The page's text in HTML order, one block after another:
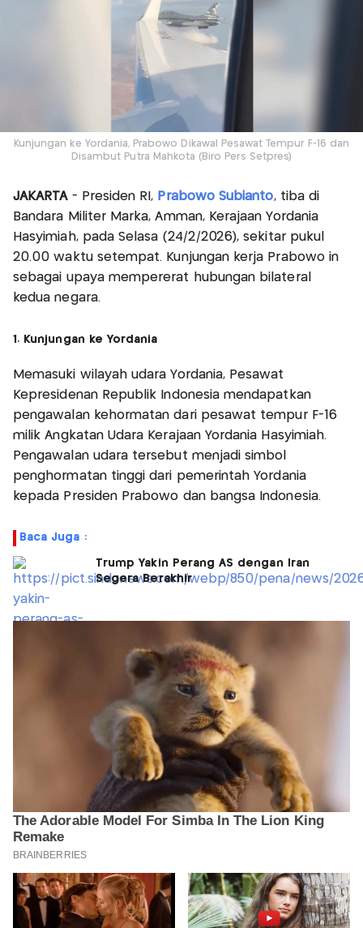
Kunjungan ke Yordania, Prabowo Dikawal Pesawat Tempur F-16 dan
Disambut Putra Mahkota (Biro Pers Setpres)
JAKARTA- Presiden RI, Prabowo Subianto, tiba di
Bandara Militer Marka, Amman, Kerajaan Yordania
Hasyimiah, pada Selasa (24/2/2026), sekitar pukul
20.00 waktu setempat. Kunjungan kerja Prabowo in
sebagai upaya mempererat hubungan bilateral
kedua negara.
1. Kunjungan ke Yordania
Memasuki wilayah udara Yordania, Pesawat
Kepresidenan Republik Indonesia mendapatkan
pengawalan kehormatan dari pesawat tempur F-16
milik Angkatan Udara Kerajaan Yordania Hasyimiah.
Pengawalan udara tersebut menjadi simbol
penghormatan tinggi dari pemerintah Yordania
kepada Presiden Prabowo dan bangsa Indonesia.
Baca Juga :
Trump Yakin Perang AS dengan Iran
Segera Berakhir